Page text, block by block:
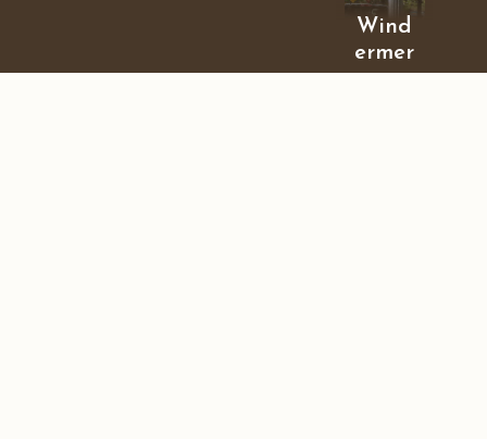
Wind
ermer
e